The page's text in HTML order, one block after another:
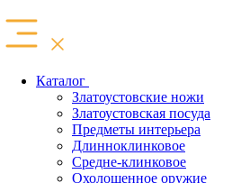
Каталог
Златоустовские ножи
Златоустовская посуда
Предметы интерьера
Длинноклинковое
Средне-клинковое
Охолощенное оружие